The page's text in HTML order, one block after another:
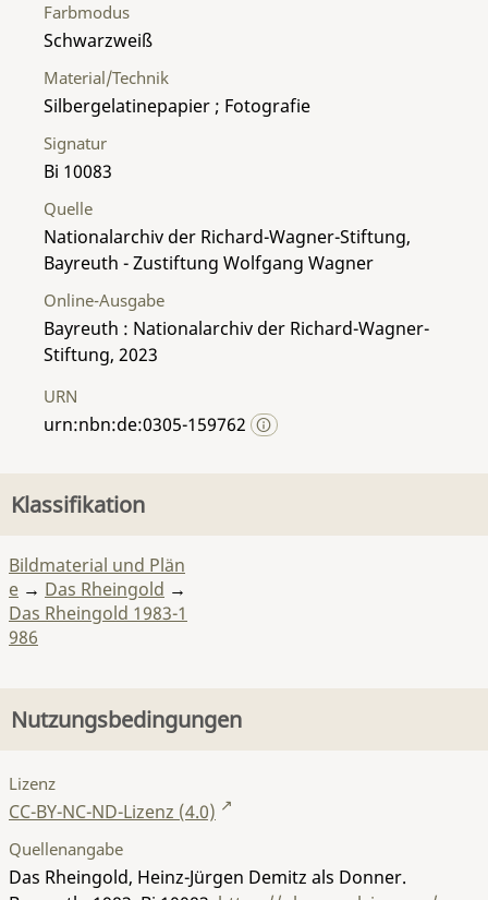
Material/Technik
Silbergelatinepapier ; Fotografie
Farbmodus
Schwarzweiß
Signatur
Bi 10083
Quelle
Nationalarchiv der Richard-Wagner-Stiftung,
Bayreuth - Zustiftung Wolfgang Wagner
Online-Ausgabe
Bayreuth : Nationalarchiv der Richard-Wagner-
Stiftung, 2023
URN
urn:nbn:de:0305-159762
Klassifikation
Bildmaterial und Plän
e → Das Rheingold →
Das Rheingold 1983-1
986
Nutzungsbedingungen
Lizenz
CC-BY-NC-ND-Lizenz (4.0)
Quellenangabe
Das Rheingold, Heinz-Jürgen Demitz als Donner.